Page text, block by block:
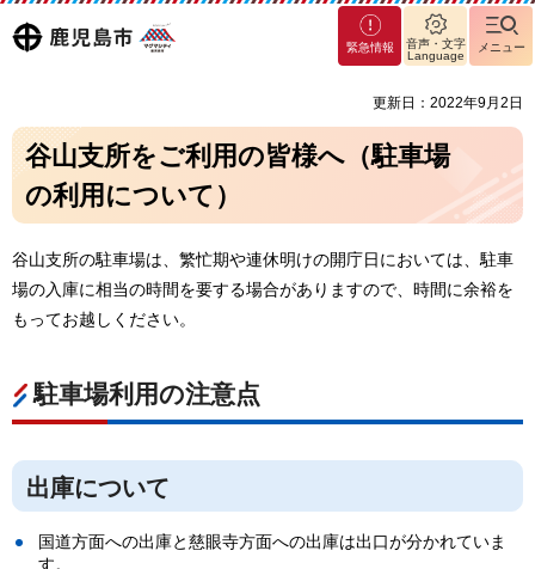
鹿児島
マグ
マシ
緊急情報
音声・文字
Language
メニュー
更新日：2022年9月2日
谷山支所をご利用の皆様へ（駐車場
の利用について）
谷山支所の駐車場は、繁忙期や連休明けの開庁日においては、駐車
場の入庫に相当の時間を要する場合がありますので、時間に余裕を
もってお越しください。
駐車場利用の注意点
出庫について
国道方面への出庫と慈眼寺方面への出庫は出口が分かれていま
す。